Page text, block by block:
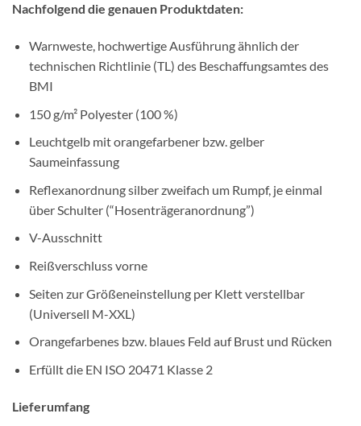
Nachfolgend die genauen Produktdaten:
Warnweste, hochwertige Ausführung ähnlich der
technischen Richtlinie (TL) des Beschaffungsamtes des
BMI
150 g/m² Polyester (100 %)
Leuchtgelb mit orangefarbener bzw. gelber
Saumeinfassung
Reflexanordnung silber zweifach um Rumpf, je einmal
über Schulter (“Hosenträgeranordnung”)
V-Ausschnitt
Reißverschluss vorne
Seiten zur Größeneinstellung per Klett verstellbar
(Universell M-XXL)
Orangefarbenes bzw. blaues Feld auf Brust und Rücken
Erfüllt die EN ISO 20471 Klasse 2
Lieferumfang